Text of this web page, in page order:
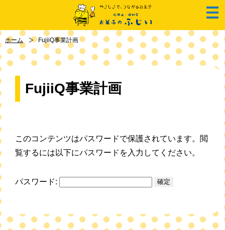
ホーム FujiiQ事業計画
FujiiQ事業計画
このコンテンツはパスワードで保護されています。閲
覧するには以下にパスワードを入力してください。
パスワード: